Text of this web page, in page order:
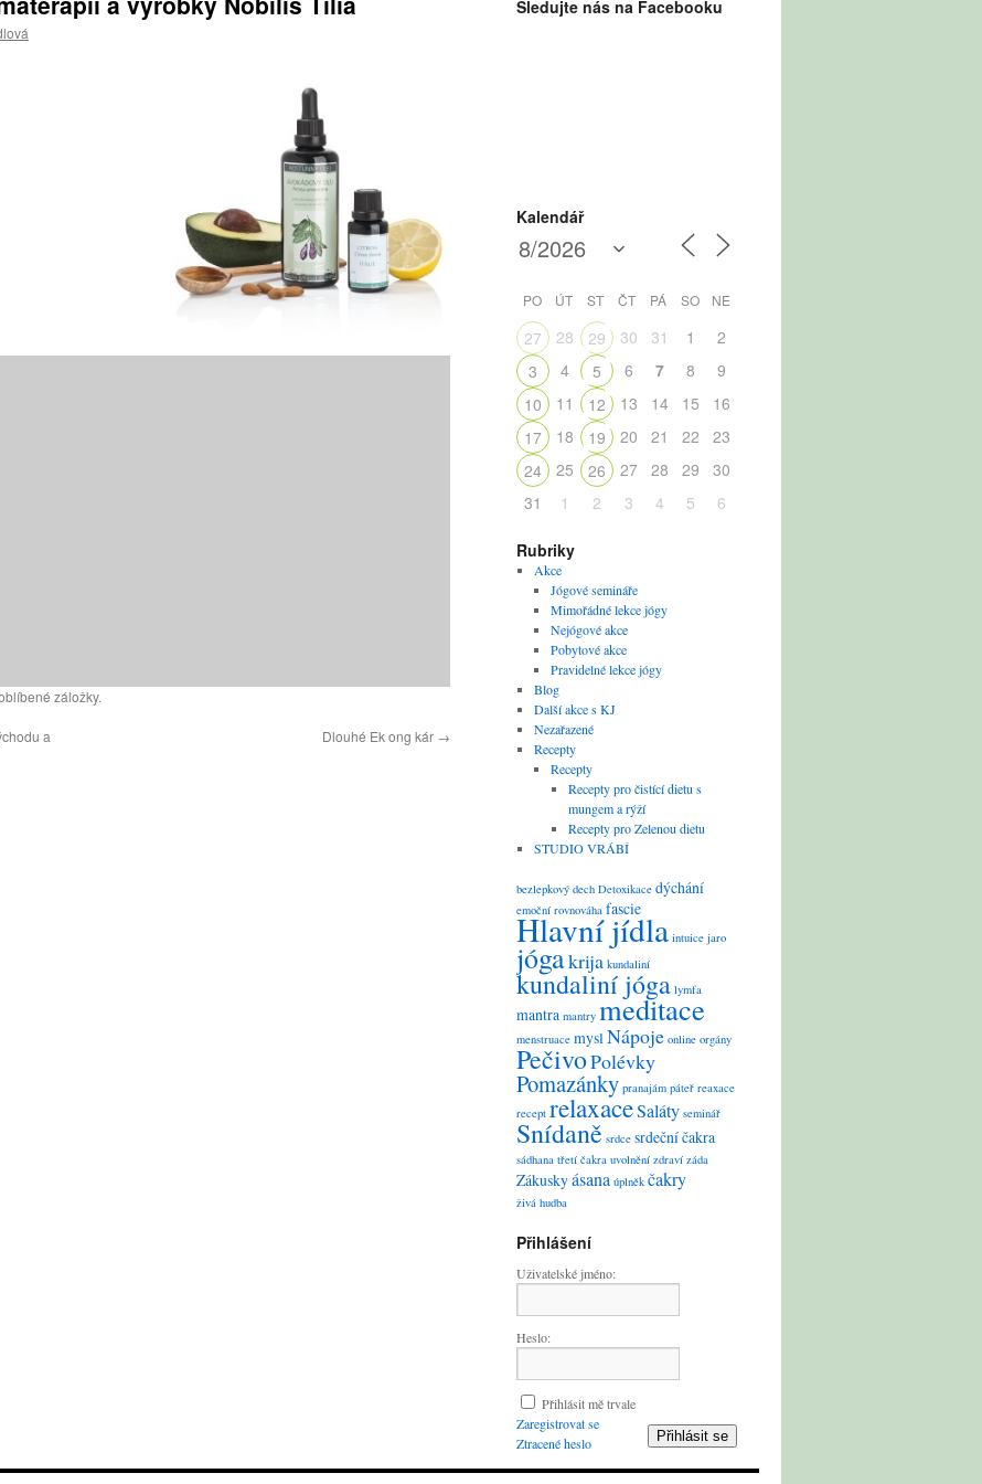
záložky.
a
Dlouhé Ek ong kár →
Sledujte nás na Facebooku
Kalendář
PO ÚT ST ČT PÁ SO NE
27 28 29 30 31 1
2
3
4 5 6 7 8
9
10
11 12 13 14 15
16
17
18 19 20 21 22
23
24
25 26 27 28 29
30
31
1 2 3 4 5 6
Rubriky
Akce
Jógové semináře
Mimořádné lekce jógy
Nejógové akce
Pobytové akce
Pravidelné lekce jógy
Blog
Další akce s KJ
Nezařazené
Recepty
Recepty
Recepty pro čistící dietu s
mungem a rýží
Recepty pro Zelenou dietu
STUDIO VRÁBÍ
bezlepkový dech Detoxikace dýchání
emoční rovnováha fascie
Hlavní jídla intuice jaro
jógakrija kundaliní
kundaliní jóga lymfa
mantra mantry meditace
menstruace myslNápoje online orgány
PečivoPolévky
Pomazánky pranajám páteř reaxace
recept relaxaceSaláty seminář
Snídaně srdce srdeční čakra
sádhana třetí čakra uvolnění zdraví záda
Zákuskyásana úplněk čakry
živá hudba
Přihlášení
Uživatelské jméno:
Heslo:
Přihlásit mě trvale
Přihlásit se
Zaregistrovat se
Ztracené heslo